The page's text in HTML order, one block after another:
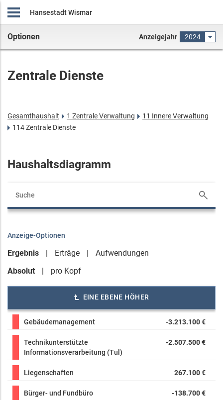
Hansestadt Wismar
Optionen Anzeigejahr 2024
Zentrale Dienste
Gesamthaushalt 1 Zentrale Verwaltung
11 Innere Verwaltung
114 Zentrale Dienste
Haushaltsdiagramm
Anzeige-Optionen
Ergebnis Erträge
Aufwendungen
Absolut
pro Kopf
EINE EBENE HÖHER
Gebäudemanagement -3.213.100 €
Technikunterstützte
Informationsverarbeitung (Tul)
-2.507.500 €
Liegenschaften 267.100 €
Bürger- und Fundbüro -138.700 €